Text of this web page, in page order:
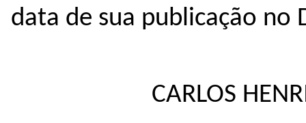
data de sua publicação no
CARLOS